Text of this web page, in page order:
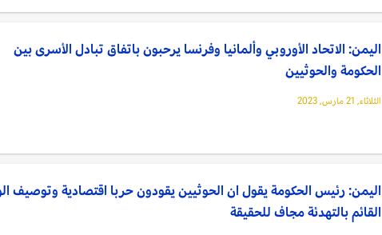
اليمن: الاتحاد الأوروبي وألمانيا وفرنسا يرحبون باتفاق تبادل الأسرى بين
الحكومة والحوثيين
الثلاثاء, 21 مارس, 2023
اليمن: رئيس الحكومة يقول ان الحوثيين يقودون حربا اقتصادية وتوصيف
القائم بالتهدئة مجاف للحقيقة